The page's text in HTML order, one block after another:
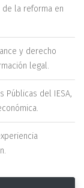
de la reforma en
y derecho
legal.
Públicas del IESA,